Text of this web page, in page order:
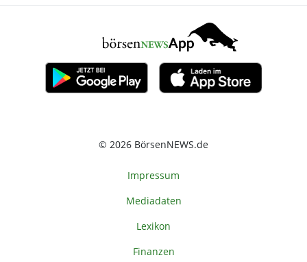
© 2026 BörsenNEWS.de
Impressum
Mediadaten
Lexikon
Finanzen